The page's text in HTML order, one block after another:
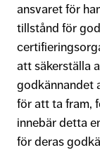
ansvaret för
tillstånd för
att säkerställa
godkännandet
för att ta fram,
innebär detta
för deras